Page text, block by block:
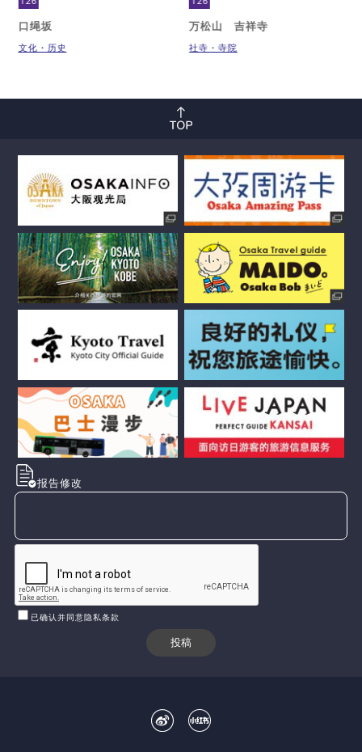
口绳坂
文化・历史
万松山 吉祥寺
社寺・寺院
报告修改
已确认并同意隐私条款